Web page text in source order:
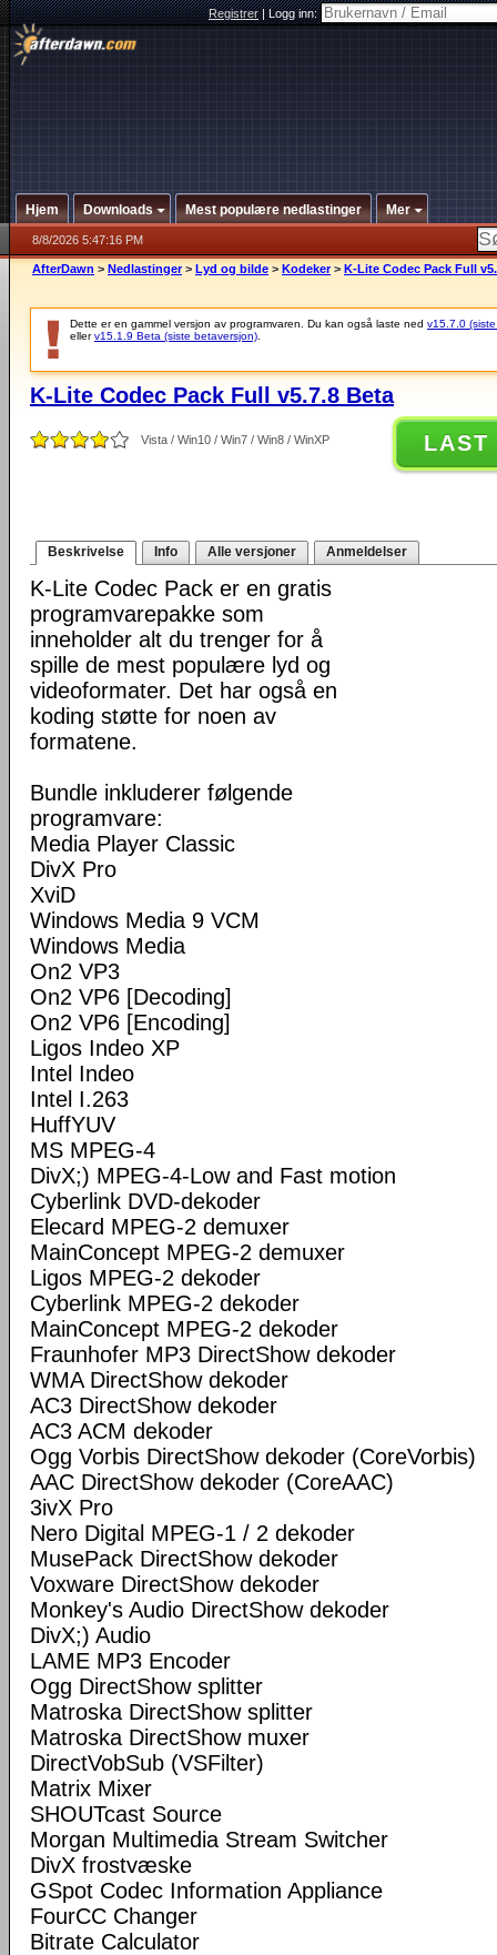
Registrer|Logg inn:
Hjem Downloads Mest populære nedlastinger Mer
8/8/2026 5:47:16 PM
AfterDawn > Nedlastinger > Lyd og bilde > Kodeker > K-Lite Codec Pack Full
Dette er en gammel versjon av programvaren. Du kan også laste ned v15.7.0
ellerv15.1.9 Beta (siste betaversjon)
K-Lite Codec Pack Full v5.7.8 Beta
Vista / Win10 / Win7 / Win8 / WinXP LAST
Beskrivelse Info Alle versjoner Anmeldelser
K-Lite Codec Pack er en gratis
programvarepakke som
inneholder alt du trenger for å
spille de mest populære lyd og
videoformater. Det har også en
koding støtte for noen av
formatene.
Bundle inkluderer følgende
programvare:
Media Player Classic
DivX Pro
XviD
Windows Media 9 VCM
Windows Media
On2 VP3
On2 VP6 [Decoding]
On2 VP6 [Encoding]
Ligos Indeo XP
Intel Indeo
Intel I.263
HuffYUV
MS MPEG-4
DivX;) MPEG-4-Low and Fast motion
Cyberlink DVD-dekoder
Elecard MPEG-2 demuxer
MainConcept MPEG-2 demuxer
Ligos MPEG-2 dekoder
Cyberlink MPEG-2 dekoder
MainConcept MPEG-2 dekoder
Fraunhofer MP3 DirectShow dekoder
WMA DirectShow dekoder
AC3 DirectShow dekoder
AC3 ACM dekoder
Ogg Vorbis DirectShow dekoder (CoreVorbis)
AAC DirectShow dekoder (CoreAAC)
3ivX Pro
Nero Digital MPEG-1 / 2 dekoder
MusePack DirectShow dekoder
Voxware DirectShow dekoder
Monkey's Audio DirectShow dekoder
DivX;) Audio
LAME MP3 Encoder
Ogg DirectShow splitter
Matroska DirectShow splitter
Matroska DirectShow muxer
DirectVobSub (VSFilter)
Matrix Mixer
SHOUTcast Source
Morgan Multimedia Stream Switcher
DivX frostvæske
GSpot Codec Information Appliance
FourCC Changer
Bitrate Calculator